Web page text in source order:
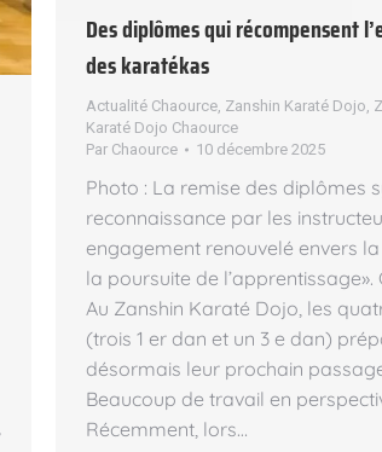
Des diplômes qui récompensent
des karatékas
Actualité Chaource Zanshin Karaté Dojo
Karaté Dojo Chaource
Par Chaource 10 décembre 2025
Photo : La remise des diplômes
reconnaissance par les
engagement renouvelé envers
la poursuite de l’apprentissage».
Au Zanshin Karaté Dojo, les
(trois 1 er dan et un 3 e dan)
désormais leur prochain
Beaucoup de travail en
Récemment, lors…